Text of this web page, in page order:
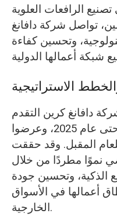
الرافعات العلوية
تواصل شركة دافانغ
وتحسين كفاءة
الاستراتيجية
دافانغ كرين التقدم
الذي أحرزته الشركة حتى عام 2025، وعرضوا
للعام المقبل. وقد حققت
نموًا مطردًا من خلال
الذكية، وتحسين جودة
أعمالها في الأسواق
الخارجية.